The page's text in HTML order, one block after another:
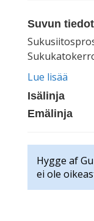
Suvun tiedot
Lue lisää
Isälinja
Emälinja
Hygge af
ei ole